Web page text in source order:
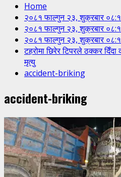
Home
२०८१ फाल्गुन २३, शुक्रबार
२०८१ फाल्गुन २३, शुक्रबार
२०८१ फाल्गुन २३, शुक्रबार
टहरोमा छिरेर टिपरले ठक्कर
मृत्यु
accident-briking
accident-briking